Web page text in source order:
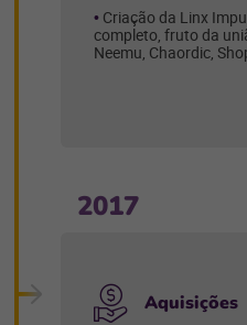
Criação da Linx
completo, fruto da
Neemu, Chaordic,
2017
Aquisições